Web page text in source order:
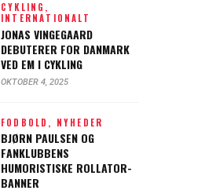
CYKLING,
INTERNATIONALT
JONAS VINGEGAARD
DEBUTERER FOR DANMARK
VED EM I CYKLING
OKTOBER 4, 2025
FODBOLD, NYHEDER
BJØRN PAULSEN OG
FANKLUBBENS
HUMORISTISKE ROLLATOR-
BANNER